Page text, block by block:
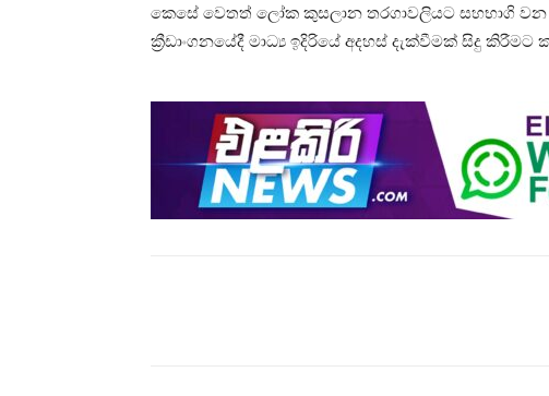
කෙසේ වෙතත් ලෝක කුසලාන තරගාවලියට සහභාගි
ක්‍රීඩාංගනයේදී මාධ්‍ය ඉදිරියේ අදහස් දැක්වීමක් සිදු